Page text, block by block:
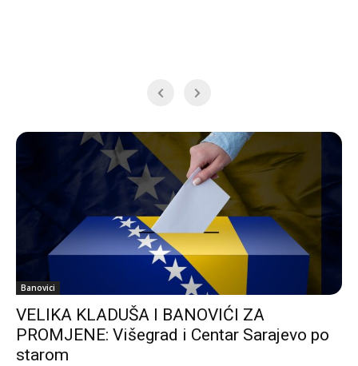
Banovici
VELIKA KLADUŠA I BANOVIĆI ZA
PROMJENE: Višegrad i Centar Sarajevo po
starom